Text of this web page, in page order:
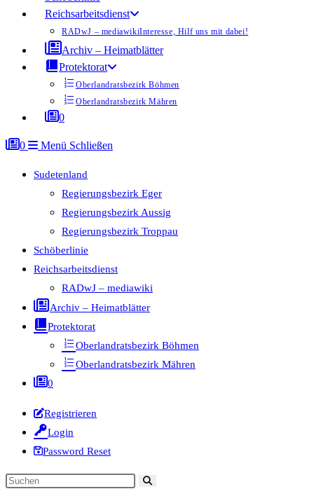
Reichsarbeitsdienst
RADwJ – mediawikiInteresse, Hilf uns mit dabei!
Archiv – Heimatblätter
Protektorat
Oberlandratsbezirk Böhmen
Oberlandratsbezirk Mähren
0
0 Menü Schließen
Sudetenland
Regierungsbezirk Eger
Regierungsbezirk Aussig
Regierungsbezirk Troppau
Schöberlinie
Reichsarbeitsdienst
RADwJ – mediawiki
Archiv – Heimatblätter
Protektorat
Oberlandratsbezirk Böhmen
Oberlandratsbezirk Mähren
0
Registrieren
Login
Password Reset
Diese